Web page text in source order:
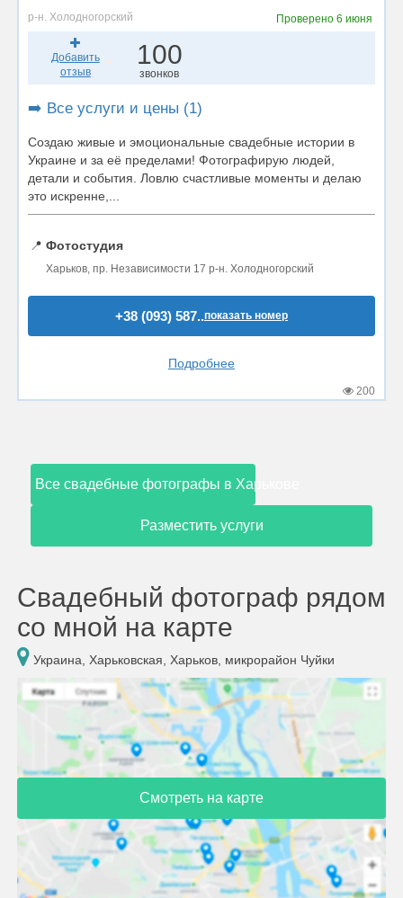
р-н. Холодногорский Проверено 6 июня
Добавить
отзыв
100
звонков
➡️ Все услуги и цены (1)
Создаю живые и эмоциональные свадебные истории в
Украине и за её пределами! Фотографирую людей,
детали и события. Ловлю счастливые моменты и делаю
это искренне,...
📍 Фотостудия
Харьков, пр. Независимости 17 р-н. Холодногорский
+38 (093) 587..показать номер
Подробнее
200
Все свадебные фотографы в Харькове
Разместить услуги
Свадебный фотограф рядом
со мной на карте
Украина, Харьковская, Харьков, микрорайон Чуйки
Смотреть на карте